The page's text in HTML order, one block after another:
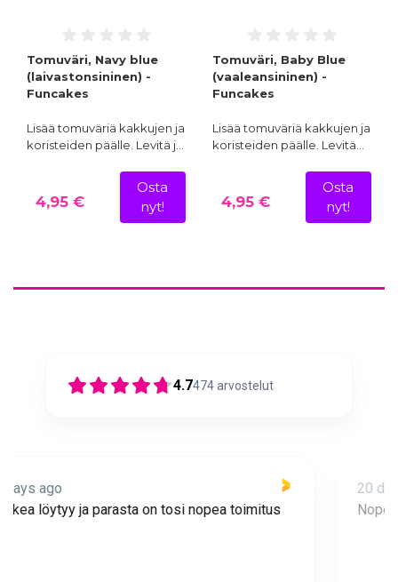
Tomuväri, Navy blue
(laivastonsininen) -
Funcakes
Lisää tomuväriä kakkujen ja
koristeiden päälle. Levitä j…
4,95 €
Osta
nyt!
Tomuväri, Baby Blue
(vaaleansininen) -
Funcakes
Lisää tomuväriä kakkujen ja
koristeiden päälle. Levitä…
4,95 €
Osta
nyt!
4.7474arvostelut
20 days ago
Nopea toimitus ja super asiakaspalvelua 🩷